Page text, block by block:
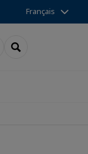
Français
RECHERCHER